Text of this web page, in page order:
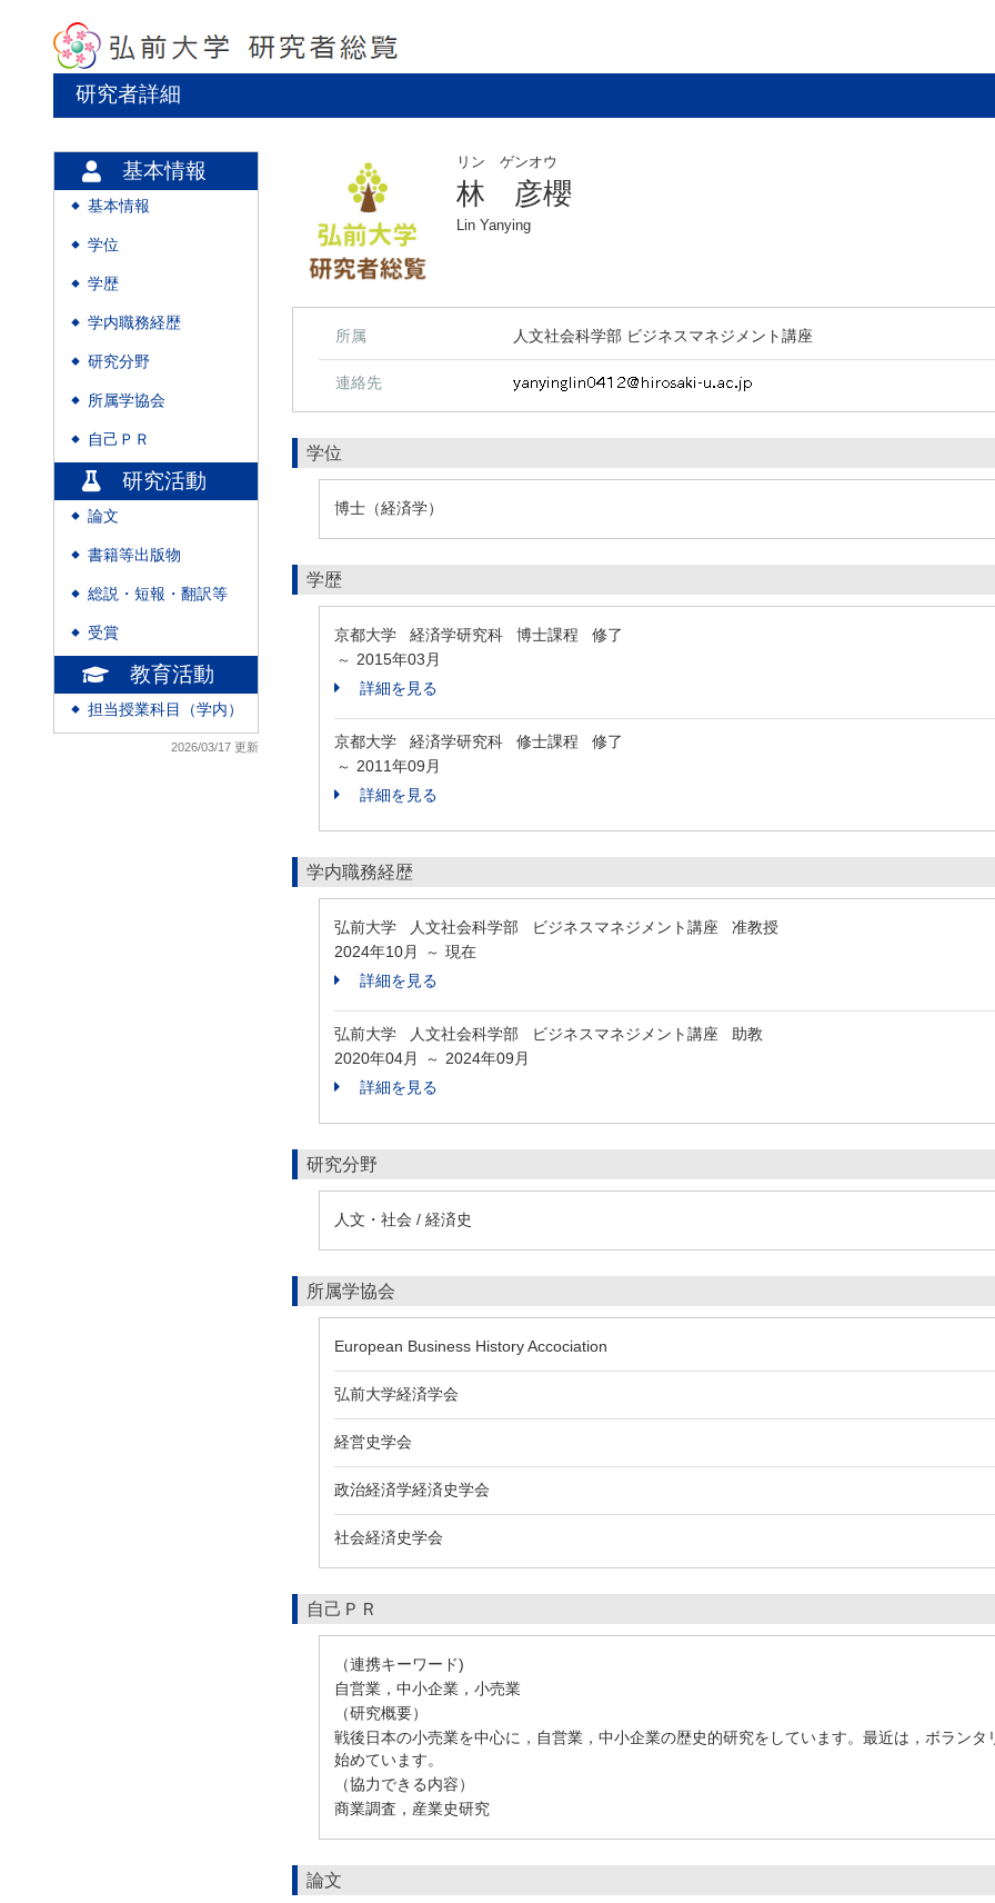
研究者詳細
基本情報
◆ 基本情報
◆ 学位
◆ 学歴
◆ 学内職務経歴
◆ 研究分野
◆ 所属学協会
◆ 自己ＰＲ
研究活動
◆ 論文
◆ 書籍等出版物
◆ 総説・短報・翻訳等
◆ 受賞
教育活動
◆ 担当授業科目（学内）
2026/03/17 更新
リン ゲンオウ
林 彦櫻
Lin Yanying
所属 人文社会科学部 ビジネスマネジメント講座
連絡先
学位
博士（経済学）
学歴
京都大学 経済学研究科 博士課程 修了
～ 2015年03月
詳細を見る
京都大学 経済学研究科 修士課程 修了
～ 2011年09月
詳細を見る
学内職務経歴
弘前大学 人文社会科学部 ビジネスマネジメント講座 准教授
2024年10月
～ 現在
詳細を見る
弘前大学 人文社会科学部 ビジネスマネジメント講座 助教
2020年04月
～ 2024年09月
詳細を見る
研究分野
人文・社会 / 経済史
所属学協会
European Business History Accociation
弘前大学経済学会
経営史学会
政治経済学経済史学会
社会経済史学会
自己ＰＲ
（連携キーワード)
自営業，中小企業，小売業
（研究概要）
戦後日本の小売業を中心に，自営業，中小企業の歴史的研究をしています。最近は，ボラン
始めています。
（協力できる内容）
商業調査，産業史研究
論文